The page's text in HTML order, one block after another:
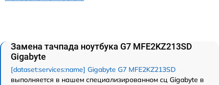
Замена тачпада ноутбука G7 MFE2KZ213SD
Gigabyte
[dataset:services:name] Gigabyte G7 MFE2KZ213SD
выполняется в нашем специализированном сц Gigabyte в